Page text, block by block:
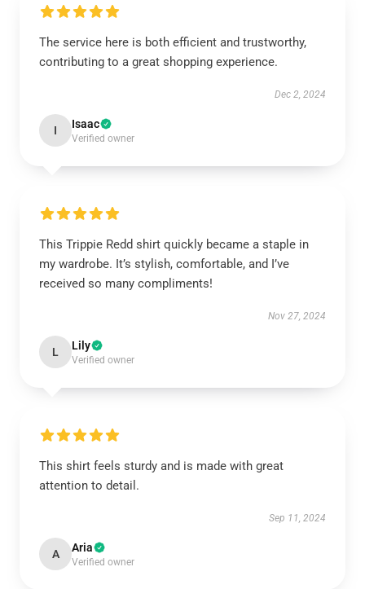
The service here is both efficient and trustworthy,
contributing to a great shopping experience.
Dec 2, 2024
I Isaac
Verified owner
This Trippie Redd shirt quickly became a staple in
my wardrobe. It’s stylish, comfortable, and I’ve
received so many compliments!
Nov 27, 2024
L Lily
Verified owner
This shirt feels sturdy and is made with great
attention to detail.
Sep 11, 2024
A Aria
Verified owner